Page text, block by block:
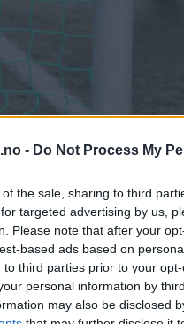
- Do Not Process My
the sale, sharing to third
targeted advertising by us,
Please note that after your
based ads based on
to third parties prior to your
personal information by
may also be disclosed
Einar Kvalavåg